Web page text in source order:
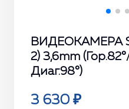
ВИДЕОКАМЕРА
2) 3,6mm
Диаг.98°)
3 630 ₽